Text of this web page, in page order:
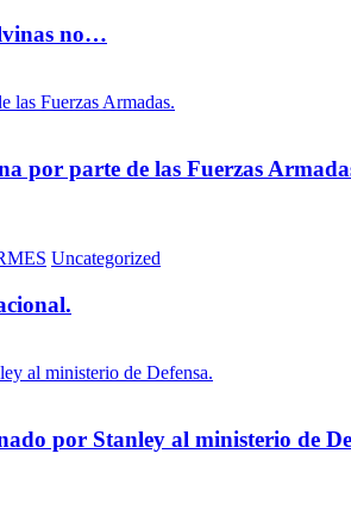
no…
por parte de las Fuerzas
Uncategorized
por Stanley al ministerio de